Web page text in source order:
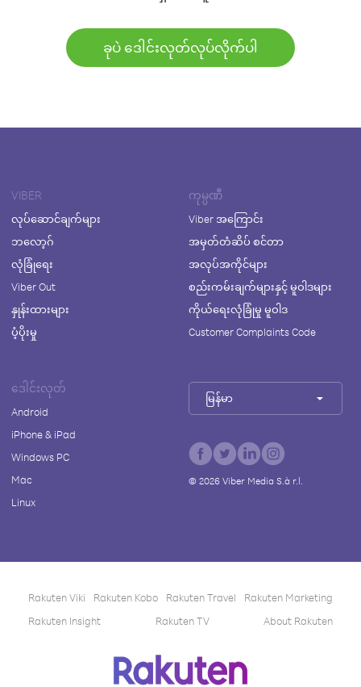
ခုပဲ ဒေါင်းလုတ်လုပ်လိုက်ပါ
VIBER
လုပ်ဆောင်ချက်များ
ဘလော့ဂ်
လုံခြုံရေး
Viber Out
နှုန်းထားများ
ပံ့ပိုးမှု
ကုမ္ပဏီ
Viber အကြောင်း
အမှတ်တံဆိပ် စင်တာ
အလုပ်အကိုင်များ
စည်းကမ်းချက်များနှင့် မူဝါဒများ
ကိုယ်ရေးလုံခြုံမှု မူဝါဒ
Customer Complaints Code
ဒေါင်းလုတ်
Android
iPhone & iPad
Windows PC
Mac
Linux
မြန်မာ
© 2026Viber Media S.à r.l.
Rakuten Viki Rakuten Kobo Rakuten Travel
Rakuten Marketing
Rakuten Insight
Rakuten TV About Rakuten